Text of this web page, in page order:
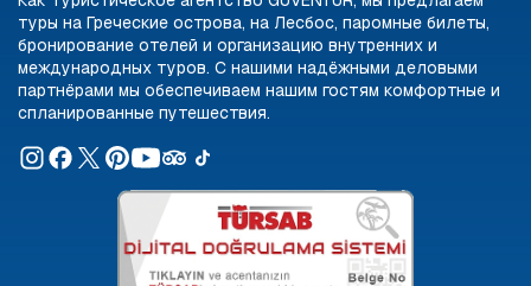
туры на Греческие острова, на Лесбос, паромные билеты,
бронирование отелей и организацию внутренних и
международных туров. С нашими надёжными деловыми
партнёрами мы обеспечиваем нашим гостям комфортные и
спланированные путешествия.